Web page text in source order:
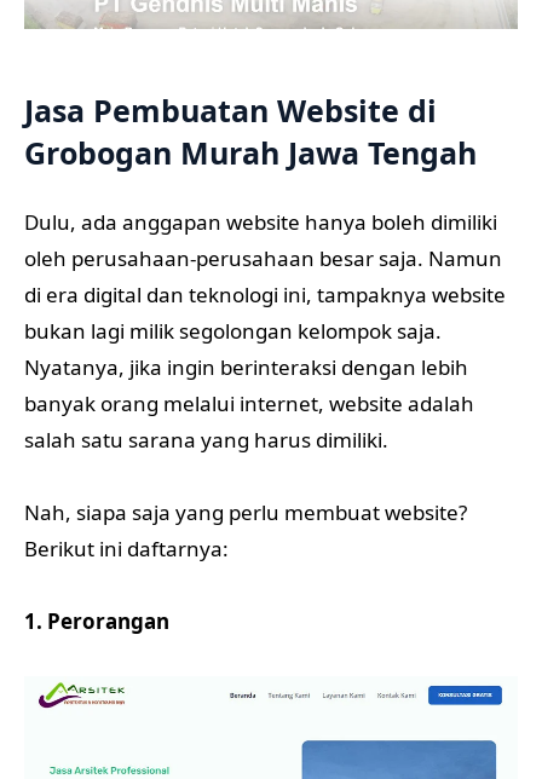
Jasa Pembuatan Website di
Grobogan Murah Jawa Tengah
Dulu, ada anggapan website hanya boleh dimiliki
oleh perusahaan-perusahaan besar saja. Namun
di era digital dan teknologi ini, tampaknya website
bukan lagi milik segolongan kelompok saja.
Nyatanya, jika ingin berinteraksi dengan lebih
banyak orang melalui internet, website adalah
salah satu sarana yang harus dimiliki.
Nah, siapa saja yang perlu membuat website?
Berikut ini daftarnya:
1. Perorangan